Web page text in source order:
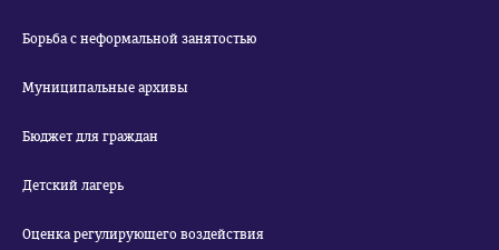
Борьба с неформальной занятостью
Муниципальные архивы
Бюджет для граждан
Детский лагерь
Оценка регулирующего воздействия